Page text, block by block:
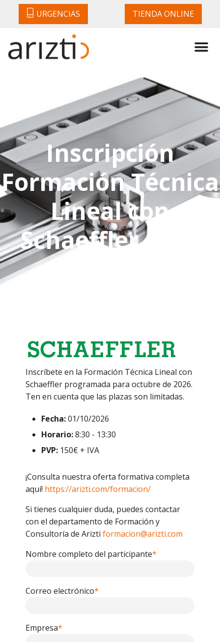
URGENCIAS TIENDA ONLINE
Inscripción
Formación Técnica
Lineal con
Schaeffler -1 de
Inscríbete en la Formación Técnica Lineal con
Schaeffler programada para octubre de 2026.
Ten en cuenta que las plazas son limitadas.
Fecha:01/10/2026
Horario:8:30 - 13:30
PVP: 150€ + IVA
¡Consulta nuestra oferta formativa completa
aquí! https://arizti.com/formacion/
Si tienes cualquier duda, puedes contactar
con el departamento de Formación y
Consultoría de Arizti formacion@arizti.com
Nombre completo del participante*
Correo electrónico*
Empresa*